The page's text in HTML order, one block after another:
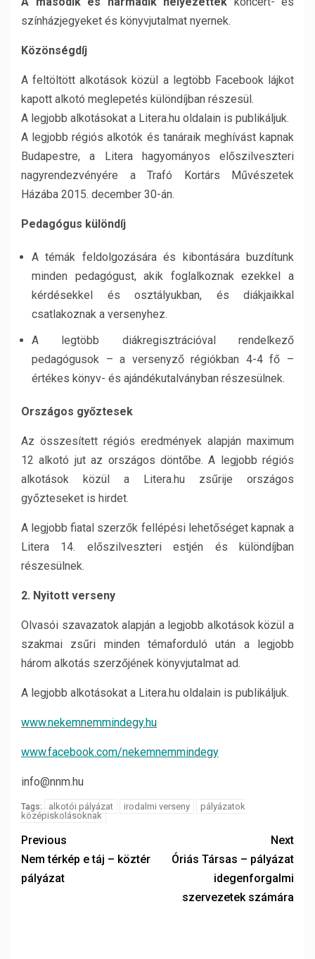
színházjegyeket és könyvjutalmat nyernek.
Közönségdíj
A feltöltött alkotások közül a legtöbb Facebook lájkot
kapott alkotó meglepetés különdíjban részesül.
A legjobb alkotásokat a Litera.hu oldalain is publikáljuk.
A legjobb régiós alkotók és tanáraik meghívást kapnak
Budapestre, a Litera hagyományos előszilveszteri
nagyrendezvényére a Trafó Kortárs Művészetek
Házába 2015. december 30-án.
Pedagógus különdíj
A témák feldolgozására és kibontására buzdítunk
minden pedagógust, akik foglalkoznak ezekkel a
kérdésekkel és osztályukban, és diákjaikkal
csatlakoznak a versenyhez.
A legtöbb diákregisztrációval rendelkező
pedagógusok – a versenyző régiókban 4-4 fő –
értékes könyv- és ajándékutalványban részesülnek.
Országos győztesek
Az összesített régiós eredmények alapján maximum
12 alkotó jut az országos döntőbe. A legjobb régiós
alkotások közül a Litera.hu zsűrije országos
győzteseket is hirdet.
A legjobb fiatal szerzők fellépési lehetőséget kapnak a
Litera 14. előszilveszteri estjén és különdíjban
részesülnek.
2. Nyitott verseny
Olvasói szavazatok alapján a legjobb alkotások közül a
szakmai zsűri minden témaforduló után a legjobb
három alkotás szerzőjének könyvjutalmat ad.
A legjobb alkotásokat a Litera.hu oldalain is publikáljuk.
www.nekemnemmindegy.hu
www.facebook.com/nekemnemmindegy
info@nnm.hu
Tags: alkotói pályázat irodalmi verseny
pályázatok
középiskolásoknak
Previous
Nem térkép e táj – köztér
pályázat
Next
Óriás Társas – pályázat
idegenforgalmi
szervezetek számára